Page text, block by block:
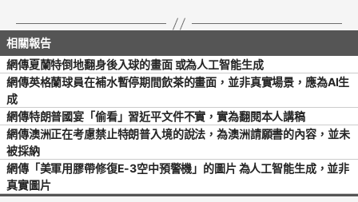
網傳夏蘭特倒地翻身後入球的畫面 或為人工智能生成
網傳英格蘭球員在補水暫停期間飲茶的畫面，並非真實場景，應為AI生
成
網傳特朗普國宴「偷看」習近平文件不實，實為翻閱本人講稿
網傳澳洲正在考慮禁止特朗普入境的說法，為澳洲請願書的內容，並未
被採納
網傳「美軍用膠帶修復E-3空中預警機」的圖片 為人工智能生成，並非
真實圖片